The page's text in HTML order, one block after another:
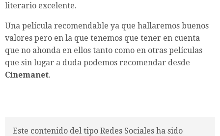
literario excelente.
Una película recomendable ya que hallaremos buenos
valores pero en la que tenemos que tener en cuenta
que no ahonda en ellos tanto como en otras películas
que sin lugar a duda podemos recomendar desde
Cinemanet.
Este contenido del tipo Redes Sociales ha sido